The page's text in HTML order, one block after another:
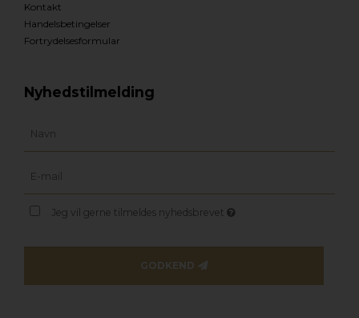
Kontakt
Handelsbetingelser
Fortrydelsesformular
Nyhedstilmelding
Jeg vil gerne tilmeldes nyhedsbrevet
GODKEND